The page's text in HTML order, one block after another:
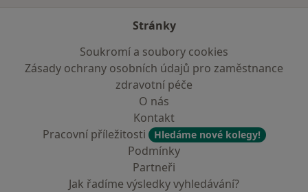
Stránky
Soukromí a soubory cookies
Zásady ochrany osobních údajů pro zaměstnance
zdravotní péče
O nás
Kontakt
Pracovní příležitosti
Hledáme nové kolegy!
Podmínky
Partneři
Jak řadíme výsledky vyhledávání?